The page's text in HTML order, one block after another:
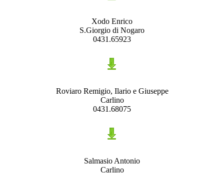
Xodo Enrico
S.Giorgio di Nogaro
0431.65923
Roviaro Remigio, Ilario e Giuseppe
Carlino
0431.68075
Salmasio Antonio
Carlino